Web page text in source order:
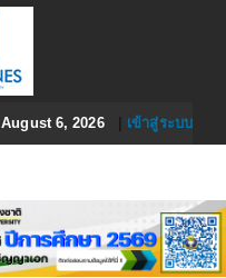
August 6, 2026| เข้าสู่ระบบ